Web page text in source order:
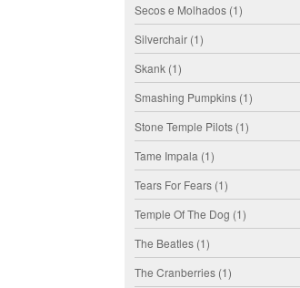
Secos e Molhados (1)
Silverchair (1)
Skank (1)
Smashing Pumpkins (1)
Stone Temple Pilots (1)
Tame Impala (1)
Tears For Fears (1)
Temple Of The Dog (1)
The Beatles (1)
The Cranberries (1)